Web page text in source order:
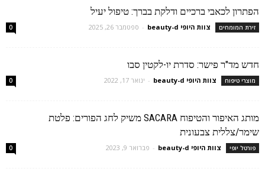
הפתרון לכאבי ברכיים ודלקת בברך: טיפול יעיל
זירת המומחים צוות היופי beauty-d - ספטמבר 26, 2025 0
חדש מד"ר פישר: סדרת יו-לקטין סבו
מוצרי טיפוח צוות היופי beauty-d - ינואר 17, 2022 0
מותג האיפור והטיפוח SACARA משיק לחג הפורים: פלטת
שימר/צללית צבעונית
פורטל יופי צוות היופי beauty-d - פברואר 9, 2023 0